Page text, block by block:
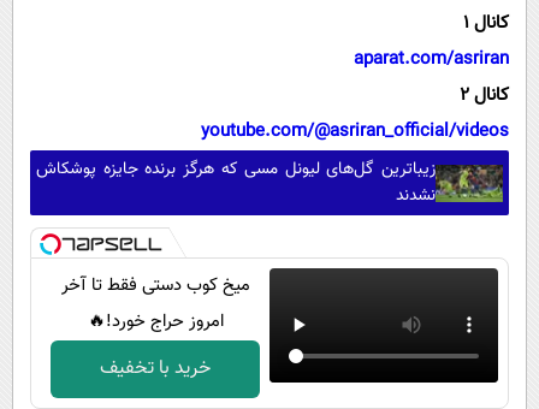
کانال 1
aparat.com/asriran
کانال 2
youtube.com/@asriran_official/videos
زیباترین گل‌های لیونل مسی که هرگز برنده جایزه پوشکاش
نشدند
میخ کوب دستی فقط تا آخر
امروز حراج خورد!🔥
خرید با تخفیف